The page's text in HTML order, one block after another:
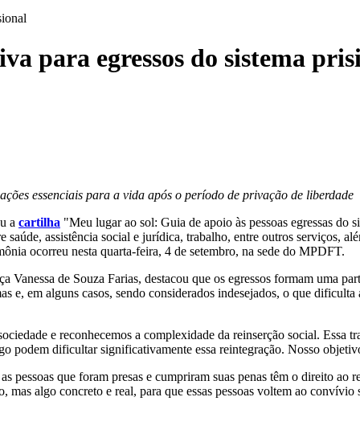
para egressos do sistema
essenciais para a vida após o período de privação de liberdade
a cartilha "Meu lugar ao sol: Guia de apoio às pessoas egressas do
assistência social e jurídica, trabalho, entre outros serviços,
ocorreu nesta quarta-feira, 4 de setembro, na sede do MPDFT.
de Souza Farias, destacou que os egressos formam uma
e, em alguns casos, sendo considerados indesejados, o que dificulta
e reconhecemos a complexidade da reinserção social. Essa
podem dificultar significativamente essa reintegração. Nosso
pessoas que foram presas e cumpriram suas penas têm o direito ao
mas algo concreto e real, para que essas pessoas voltem ao convívio